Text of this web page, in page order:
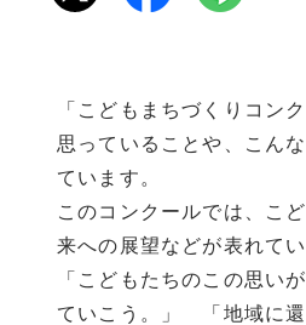
「こどもまちづくりコン
思っていることや、こん
ています。
このコンクールでは、こ
来への展望などが表れて
「こどもたちのこの思い
ていこう。」 「地域に